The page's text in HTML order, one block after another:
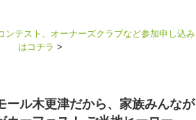
ンテスト、オーナーズクラブなど参加申し込み
はコチラ >
ール木更津だから、家族みんなが